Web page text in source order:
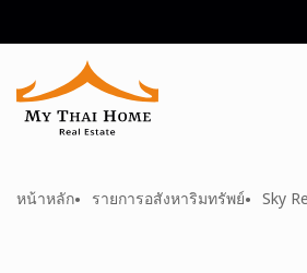
หน้าหลัก รายการอสังหาริมทรัพย์ Sky